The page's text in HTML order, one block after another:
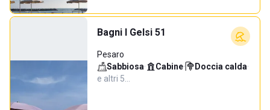
Bagni I Gelsi 51
Pesaro
Sabbiosa· Cabine· Doccia calda·
e altri 5…